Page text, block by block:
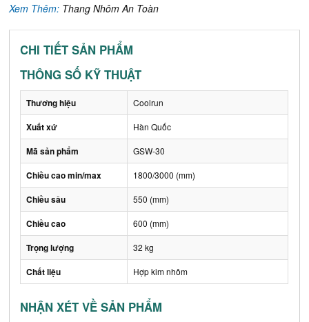
Xem Thêm: Thang Nhôm An Toàn
CHI TIẾT SẢN PHẨM
THÔNG SỐ KỸ THUẬT
Thương hiệu Coolrun
Xuất xứ Hàn Quốc
Mã sản phẩm GSW-30
Chiều cao min/max 1800/3000 (mm)
Chiều sâu 550 (mm)
Chiều cao 600 (mm)
Trọng lượng 32 kg
Chất liệu Hợp kim nhôm
NHẬN XÉT VỀ SẢN PHẨM